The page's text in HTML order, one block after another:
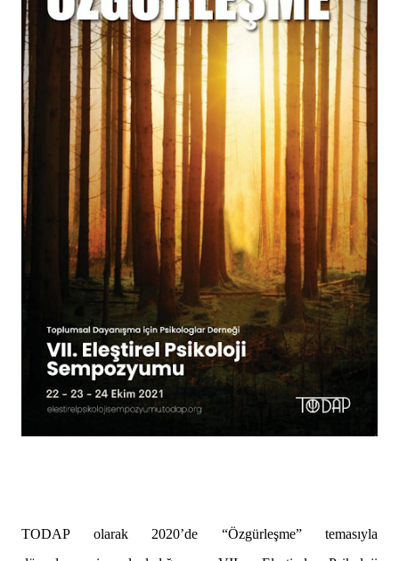
TODAP olarak 2020’de “Özgürleşme” temasıyla